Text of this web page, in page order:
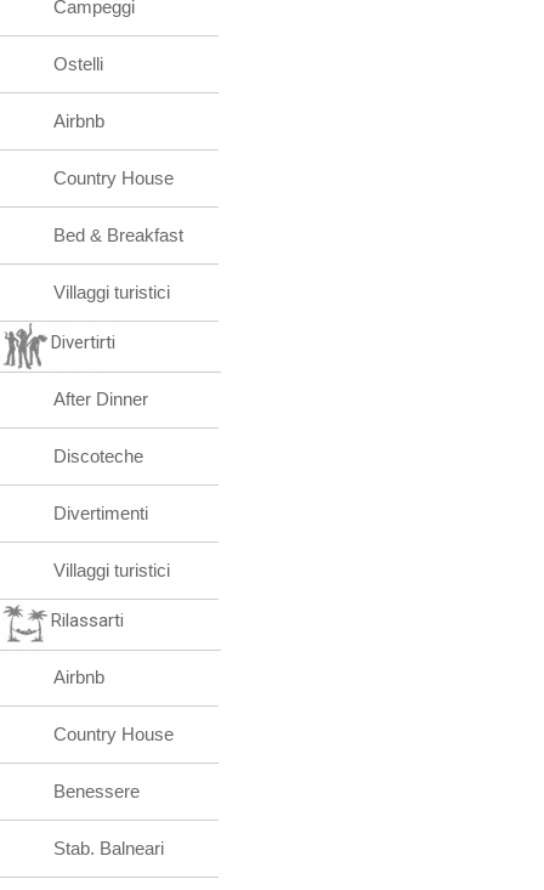
Campeggi
Ostelli
Airbnb
Country House
Bed & Breakfast
Villaggi turistici
Divertirti
After Dinner
Discoteche
Divertimenti
Villaggi turistici
Rilassarti
Airbnb
Country House
Benessere
Stab. Balneari